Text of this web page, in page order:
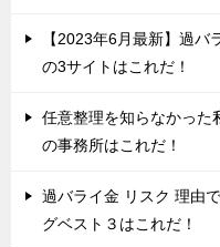
【2023年6月最新】過
の3サイトはこれだ！
任意整理を知らなかった
の事務所はこれだ！
過バライ金 リスク 理由
グベスト３はこれだ！